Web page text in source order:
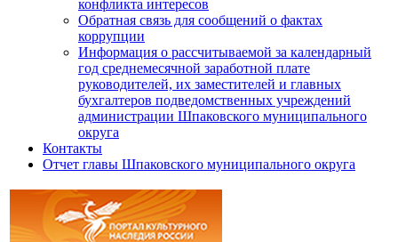
конфликта интересов
Обратная связь для сообщений о фактах
коррупции
Информация о рассчитываемой за календарный
год среднемесячной заработной плате
руководителей, их заместителей и главных
бухгалтеров подведомственных учреждений
администрации Шпаковского муниципального
округа
Контакты
Отчет главы Шпаковского муниципального округа